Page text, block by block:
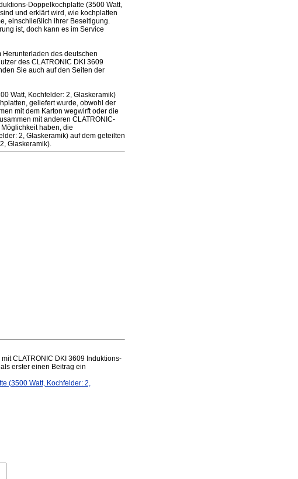
Doppelkochplatte (3500 Watt,
und erklärt wird, wie kochplatten
einschließlich ihrer Beseitigung.
ist, doch kann es im Service
Herunterladen des deutschen
des CLATRONIC DKI 3609
Sie auch auf den Seiten der
Watt, Kochfelder: 2, Glaskeramik)
geliefert wurde, obwohl der
mit dem Karton wegwirft oder die
mit anderen CLATRONIC-
haben, die
2, Glaskeramik) auf dem geteilten
Glaskeramik).
CLATRONIC DKI 3609 Induktions-
erster einen Beitrag ein
(3500 Watt, Kochfelder: 2,